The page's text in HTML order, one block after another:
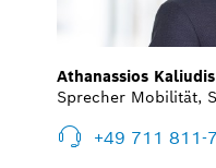
Athanassios Kaliudis
Sprecher Mobilität,
+49 711 811-